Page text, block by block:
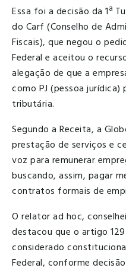
Essa foi a decisão da 1ª
do Carf (Conselho de
Fiscais), que negou o
Federal e aceitou o
alegação de que a
como PJ (pessoa jurídica)
tributária.
Segundo a Receita, a
prestação de serviços e
voz para remunerar
buscando, assim, pagar
contratos formais de
O relator ad hoc,
destacou que o artigo 129
considerado
Federal, conforme